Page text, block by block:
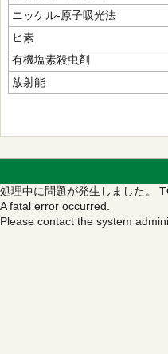
ニッケル‐原子吸光法
ヒ素
有機塩素殺虫剤
放射能
処理中に問題が発生しました。
A fatal error occurred.
Please contact the system